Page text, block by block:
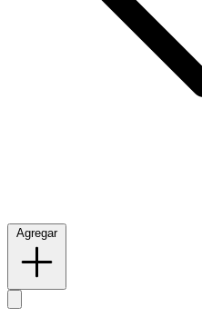
Agregar